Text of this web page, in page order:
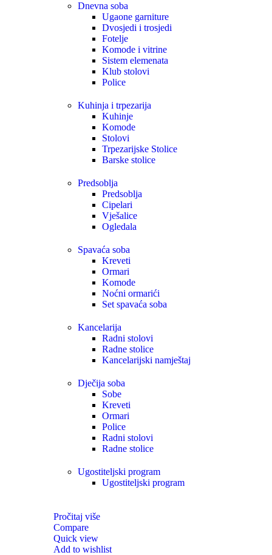
Dnevna soba
Ugaone garniture
Dvosjedi i trosjedi
Fotelje
Komode i vitrine
Sistem elemenata
Klub stolovi
Police
Kuhinja i trpezarija
Kuhinje
Komode
Stolovi
Trpezarijske Stolice
Barske stolice
Predsoblja
Predsoblja
Cipelari
Vješalice
Ogledala
Spavaća soba
Kreveti
Ormari
Komode
Noćni ormarići
Set spavaća soba
Kancelarija
Radni stolovi
Radne stolice
Kancelarijski namještaj
Dječija soba
Sobe
Kreveti
Ormari
Police
Radni stolovi
Radne stolice
Ugostiteljski program
Ugostiteljski program
Pročitaj više
Compare
Quick view
Add to wishlist